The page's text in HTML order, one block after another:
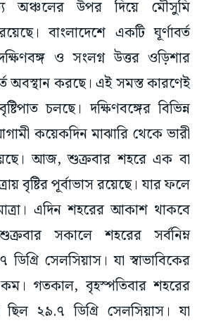
অঞ্চলের উপর দিয়ে মৌসুমি
বাংলাদেশে একটি ঘূর্ণাবর্ত
ও সংলগ্ন উত্তর ওড়িশার
অবস্থান করছে। এই সমস্ত কারণেই
চলছে। দক্ষিণবঙ্গের বিভিন্ন
কয়েকদিন মাঝারি থেকে ভারী
আজ, শুক্রবার শহরে এক বা
বৃষ্টির পূর্বাভাস রয়েছে। যার ফলে
এদিন শহরের আকাশ থাকবে
সকালে শহরের সর্বনিম্ন
ডিগ্রি সেলসিয়াস। যা স্বাভাবিকের
গতকাল, বৃহস্পতিবার শহরের
ছিল ২৯.৭ ডিগ্রি সেলসিয়াস। যা